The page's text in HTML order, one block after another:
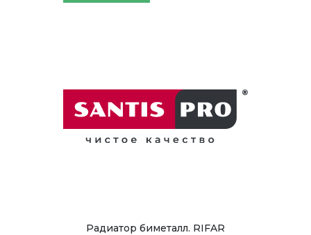
Радиатор биметалл. RIFAR